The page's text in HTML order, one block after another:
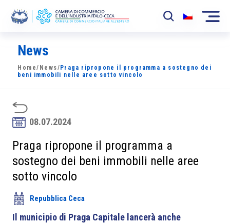
La Camera
News
Sviluppo Mercato
Soci
Partner
Area riservata
News
Home/ News/ Praga ripropone il programma a sostegno dei
beni immobili nelle aree sotto vincolo
08.07.2024
Praga ripropone il programma a
sostegno dei beni immobili nelle aree
sotto vincolo
Repubblica Ceca
Il municipio di Praga Capitale lancerà anche